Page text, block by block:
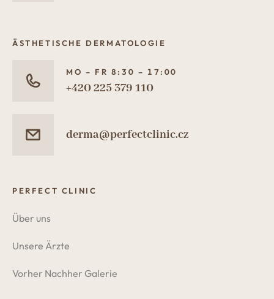
ÄSTHETISCHE DERMATOLOGIE
MO – FR 8:30 – 17:00
+420 225 379 110
derma@perfectclinic.cz
PERFECT CLINIC
Über uns
Unsere Ärzte
Vorher Nachher Galerie